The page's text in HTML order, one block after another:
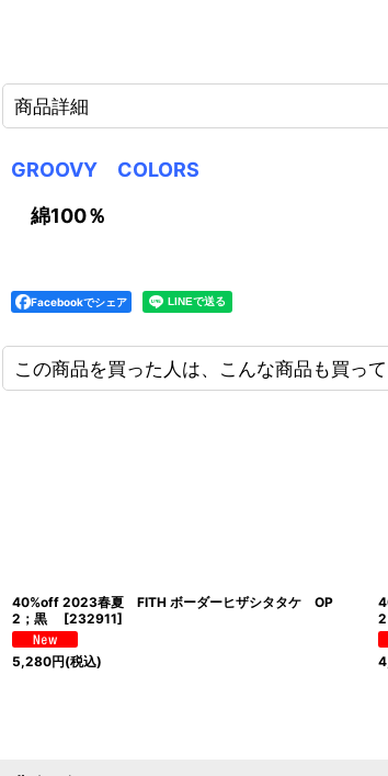
商品詳細
GROOVY COLORS
綿100％
Facebookでシェア
この商品を買った人は、こんな商品も買っ
40%off 2023春夏 FITH ボーダーヒザシタタケ OP
2；黒
[232911]
5,280円(税込)